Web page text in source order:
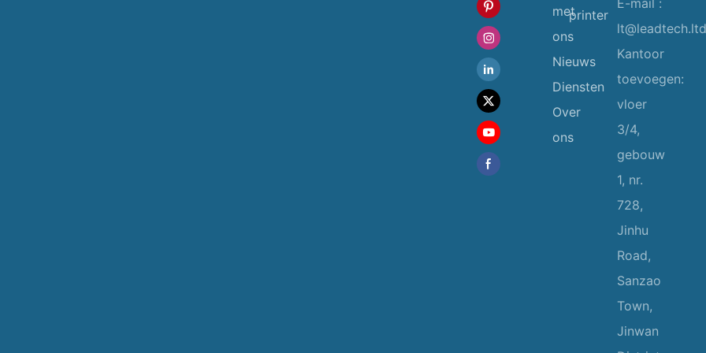
met
ons
Nieuws
Diensten
Over
ons
printer
lt@leadtech.ltd
Kantoor
toevoegen:
vloer
3/4,
gebouw
1, nr.
728,
Jinhu
Road,
Sanzao
Town,
Jinwan